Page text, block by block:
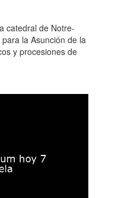
catedral de Notre-
la Asunción de la
y procesiones de